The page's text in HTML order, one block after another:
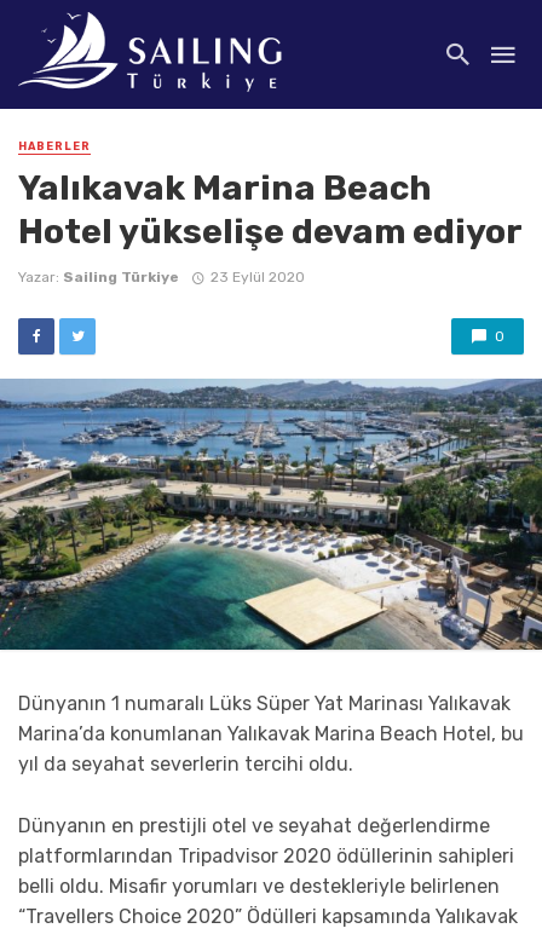
HABERLER
Yalıkavak Marina Beach
Hotel yükselişe devam ediyor
Yazar: Sailing Türkiye 23 Eylül 2020
0
Dünyanın 1 numaralı Lüks Süper Yat Marinası Yalıkavak
Marina’da konumlanan Yalıkavak Marina Beach Hotel, bu
yıl da seyahat severlerin tercihi oldu.
Dünyanın en prestijli otel ve seyahat değerlendirme
platformlarından Tripadvisor 2020 ödüllerinin sahipleri
belli oldu. Misafir yorumları ve destekleriyle belirlenen
“Travellers Choice 2020” Ödülleri kapsamında Yalıkavak